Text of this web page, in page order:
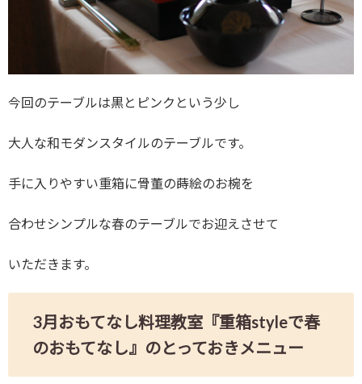
今回のテーブルは黒とピンクという少し
大人な和モダンスタイルのテーブルです。
手に入りやすい重箱に骨董の蒔絵のお椀を
合わせシンプルな春のテーブルでお迎えさせて
いただきます。
3月おもてなし料理教室『重箱styleで春
のおもてなし』のとっておきメニュー